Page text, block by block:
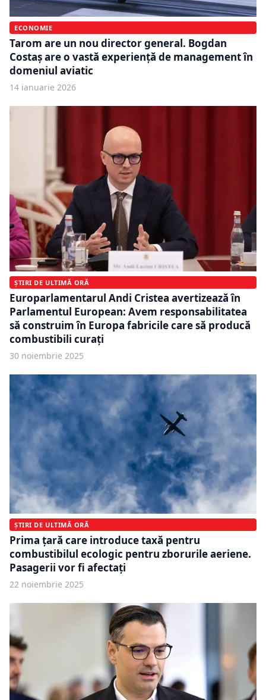
ECONOMIE
Tarom are un nou director general. Bogdan
Costaș are o vastă experiență de management în
domeniul aviatic
14 ianuarie 2026
ȘTIRI DE ULTIMĂ ORĂ
Europarlamentarul Andi Cristea avertizează în
Parlamentul European: Avem responsabilitatea
să construim în Europa fabricile care să producă
combustibili curați
30 noiembrie 2025
ȘTIRI DE ULTIMĂ ORĂ
Prima țară care introduce taxă pentru
combustibilul ecologic pentru zborurile aeriene.
Pasagerii vor fi afectați
22 noiembrie 2025